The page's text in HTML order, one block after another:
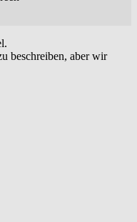
beschreiben, aber wir